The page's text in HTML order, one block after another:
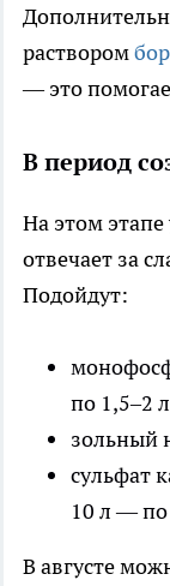
раствором
— это
В период
На этом
отвечает за
Подойдут:
по 1,5–2
зольный
сульфат
10 л — по
В августе